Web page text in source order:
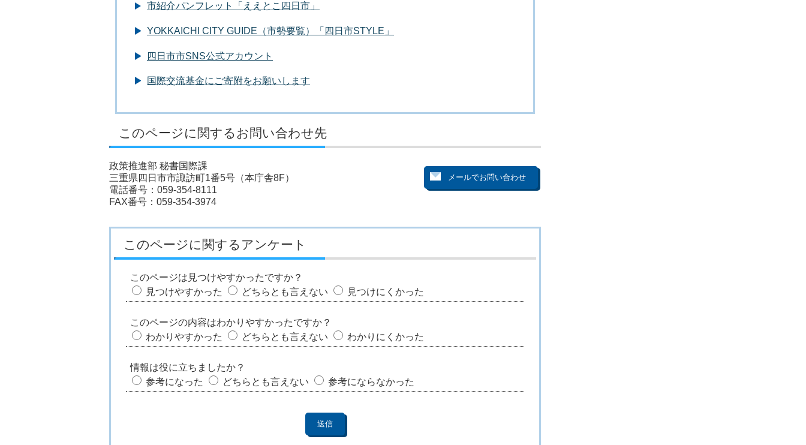
市紹介パンフレット「ええとこ四日市」
YOKKAICHI CITY GUIDE（市勢要覧）「四日市STYLE」
四日市市SNS公式アカウント
国際交流基金にご寄附をお願いします
このページに関するお問い合わせ先
政策推進部 秘書国際課
三重県四日市市諏訪町1番5号（本庁舎8F）
電話番号：059-354-8111
FAX番号：059-354-3974
このページに関するアンケート
このページは見つけやすかったですか？
見つけやすかった
どちらとも言えない 見つけにくかった
このページの内容はわかりやすかったですか？
わかりやすかった
どちらとも言えない わかりにくかった
情報は役に立ちましたか？
参考になった
どちらとも言えない 参考にならなかった